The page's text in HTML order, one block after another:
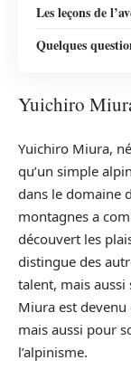
Les leçons de
Quelques
Yuichiro
Yuichiro Miura,
qu’un simple
dans le domaine
montagnes a
découvert les
distingue des
talent, mais aussi
Miura est
mais aussi pour
l’alpinisme.